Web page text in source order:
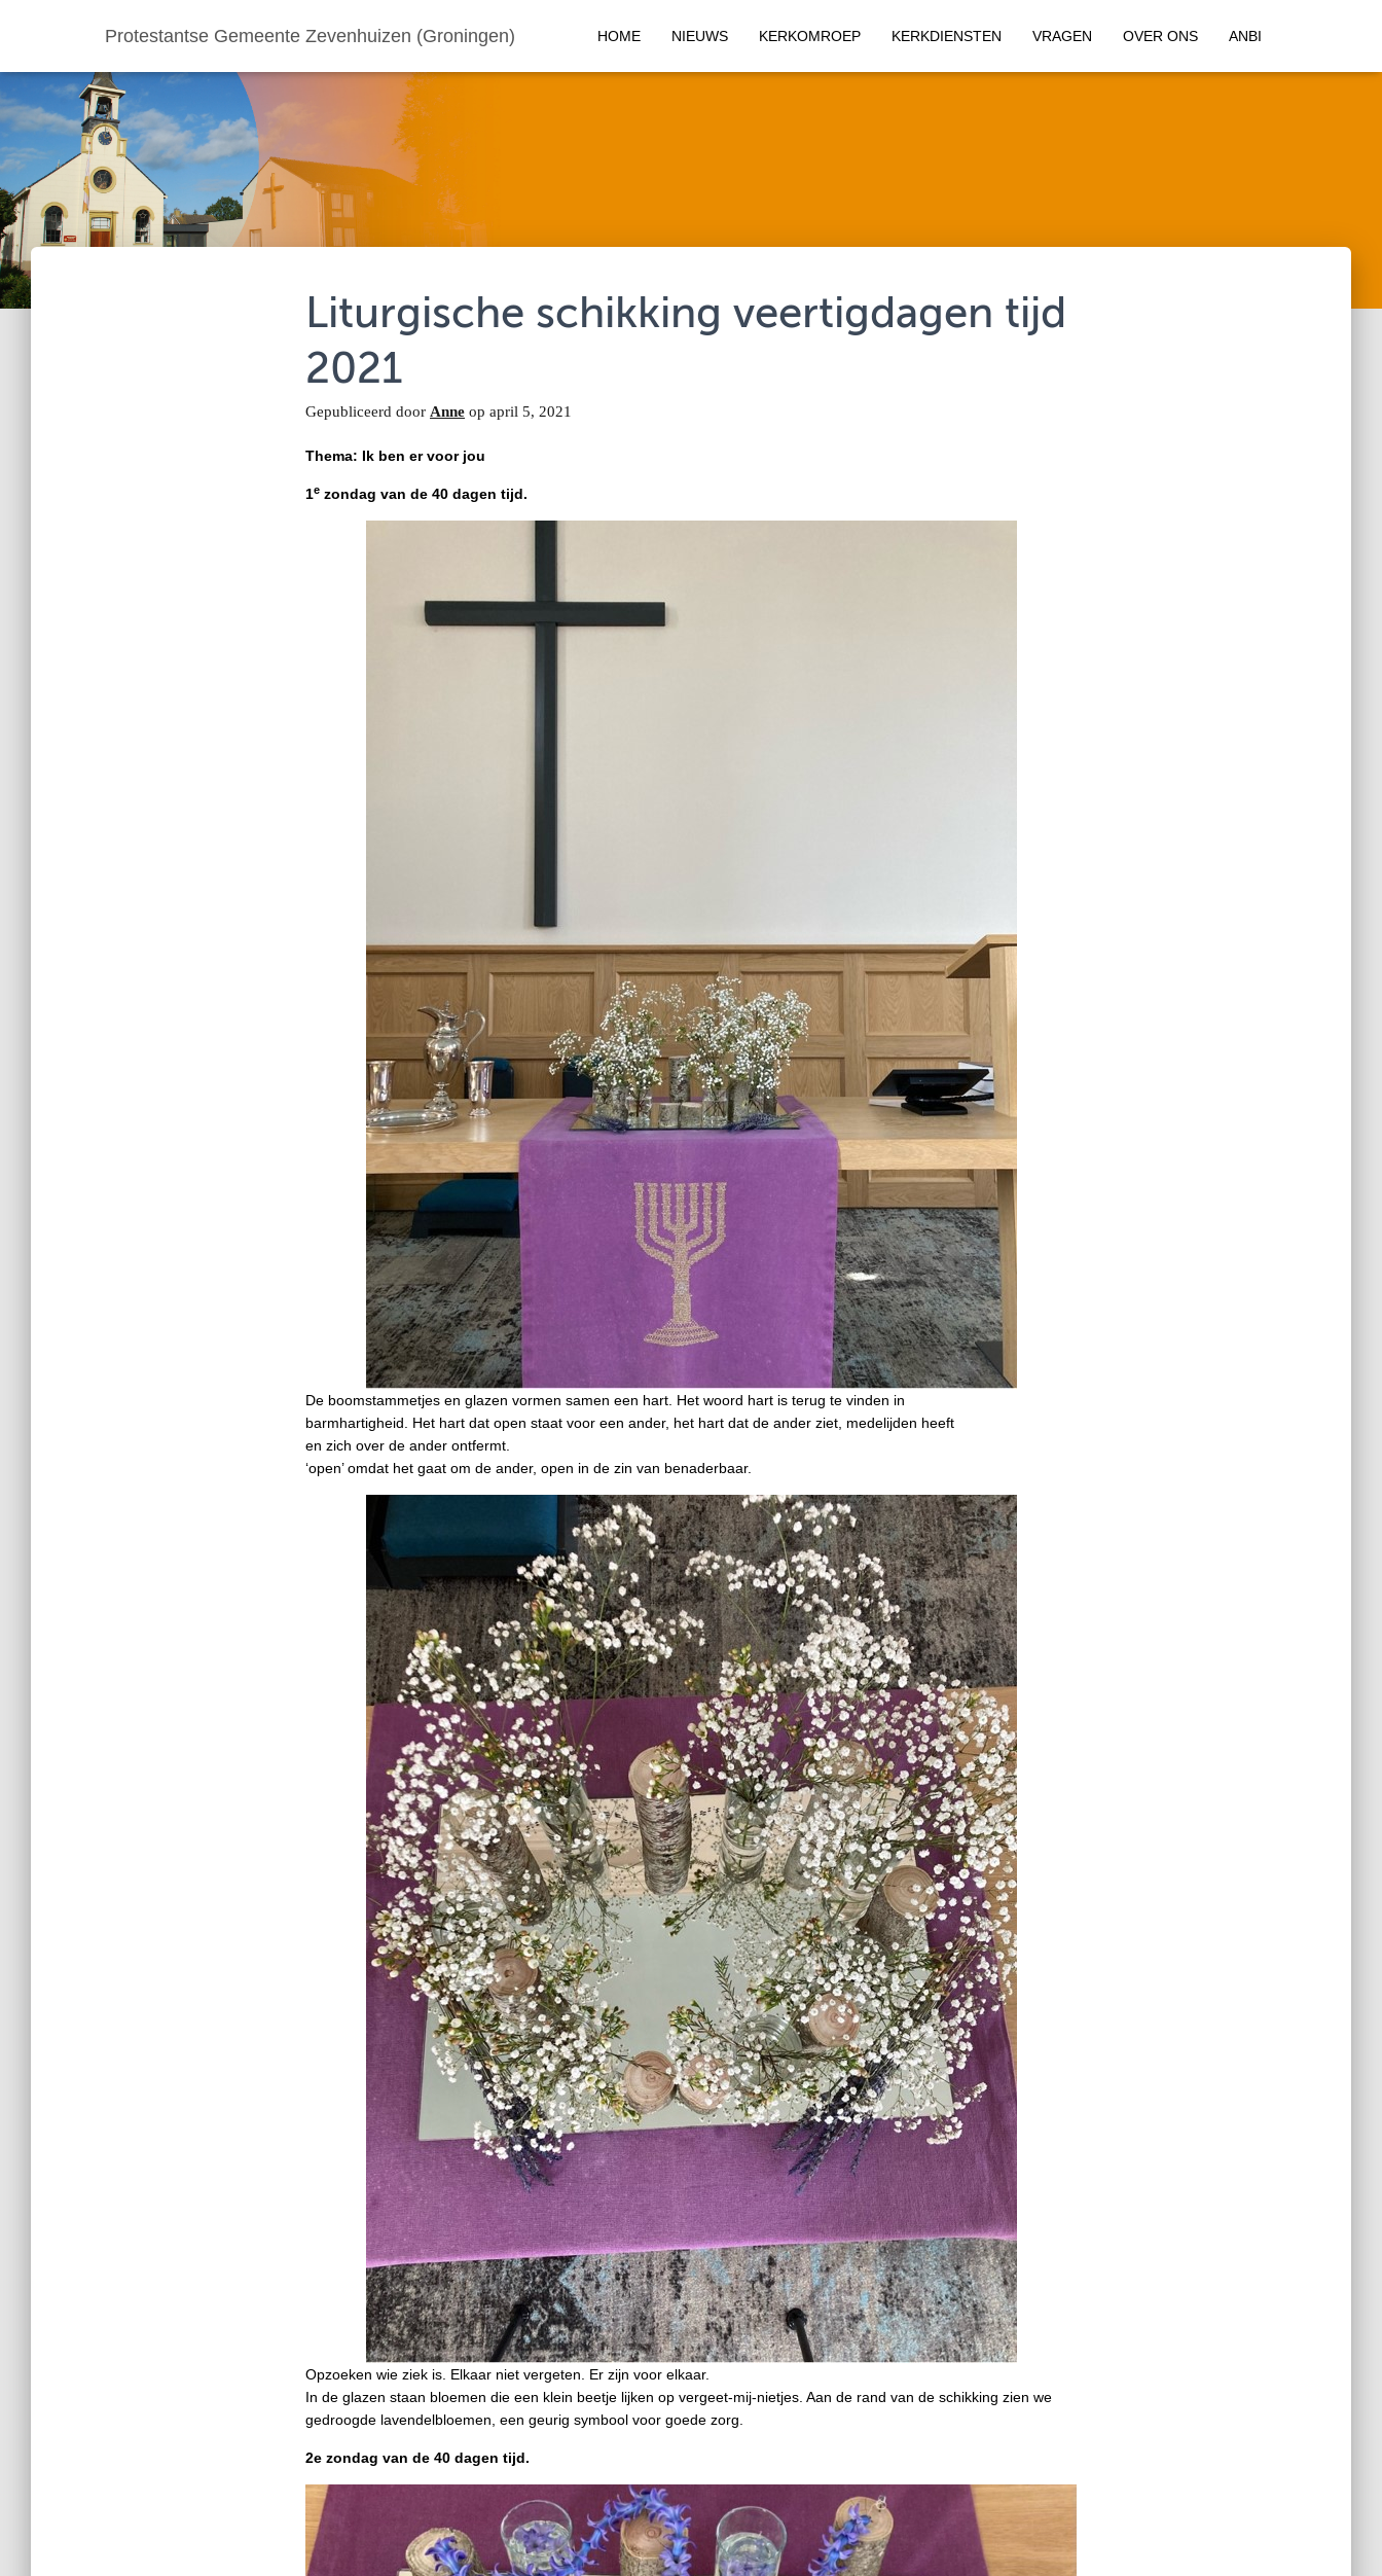
Protestantse Gemeente Zevenhuizen (Groningen) HOME NIEUWS KERKOMROEP KERKDIENSTEN VRAGEN OVER ONS ANBI
Liturgische schikking veertigdagen tijd
2021
Gepubliceerd door Anne op april 5, 2021
Thema: Ik ben er voor jou
1e zondag van de 40 dagen tijd.
De boomstammetjes en glazen vormen samen een hart. Het woord hart is terug te vinden in
barmhartigheid. Het hart dat open staat voor een ander, het hart dat de ander ziet, medelijden heeft
en zich over de ander ontfermt.
‘open’ omdat het gaat om de ander, open in de zin van benaderbaar.
Opzoeken wie ziek is. Elkaar niet vergeten. Er zijn voor elkaar.
In de glazen staan bloemen die een klein beetje lijken op vergeet-mij-nietjes. Aan de rand van de schikking zien we
gedroogde lavendelbloemen, een geurig symbool voor goede zorg.
2e zondag van de 40 dagen tijd.